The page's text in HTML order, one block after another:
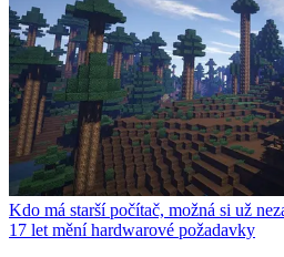
Kdo má starší počítač, možná si už
17 let mění hardwarové požadavky